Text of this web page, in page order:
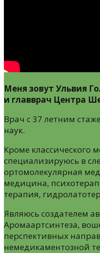
Меня зовут Ульвия
и главврач Центра
Врач с 37 летним
наук.
Кроме классического
специализируюсь в
ортомолекулярная
медицина,
терапия,
Являюсь создателем
Аромаартсинтеза,
перспективных
немедикаментозной